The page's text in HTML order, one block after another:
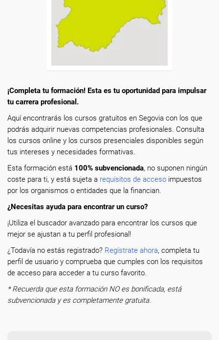
¡Completa tu formación! Esta es tu oportunidad para impulsar
tu carrera profesional.
Aquí encontrarás los cursos gratuitos en Segovia con los que
podrás adquirir nuevas competencias profesionales. Consulta
los cursos online y los cursos presenciales disponibles según
tus intereses y necesidades formativas.
Esta formación está 100% subvencionada, no suponen ningún
coste para ti, y está sujeta a requisitos de acceso impuestos
por los organismos o entidades que la financian.
¿Necesitas ayuda para encontrar un curso?
¡Utiliza el buscador avanzado para encontrar los cursos que
mejor se ajustan a tu perfil profesional!
¿Todavía no estás registrado? Regístrate ahora, completa tu
perfil de usuario y comprueba que cumples con los requisitos
de acceso para acceder a tu curso favorito.
* Recuerda que esta formación NO es bonificada, está
subvencionada y es completamente gratuita.